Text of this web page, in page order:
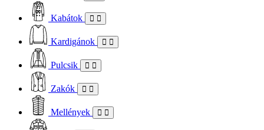
Kabátok
Kardigánok
Pulcsik
Zakók
Mellények